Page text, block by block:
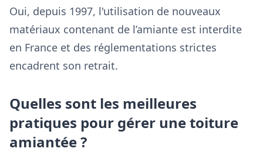
Oui, depuis 1997, l'utilisation de nouveaux
matériaux contenant de l’amiante est interdite
en France et des réglementations strictes
encadrent son retrait.
Quelles sont les meilleures
pratiques pour gérer une toiture
amiantée ?